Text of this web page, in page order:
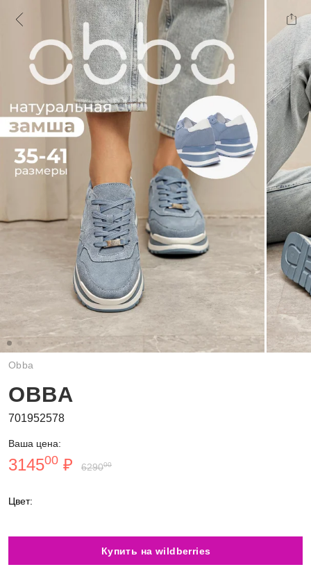
Obba
OBBA
701952578
Ваша цена:
314500 ₽ 629000
Цвет:
Купить на wildberries